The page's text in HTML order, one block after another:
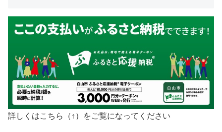
詳しくはこちら（↑）をご覧になってください